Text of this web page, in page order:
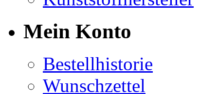
Mein Konto
Bestellhistorie
Wunschzettel